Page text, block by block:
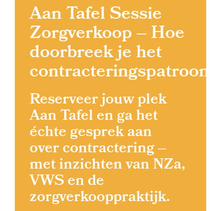
Aan Tafel Sessie
Zorgverkoop – Hoe
doorbreek je het
contracteringspatroon?
Reserveer jouw plek
Aan Tafel en ga het
échte gesprek aan
overcontractering–
met inzichten vanNZa,
VWS en de
zorgverkooppraktijk.